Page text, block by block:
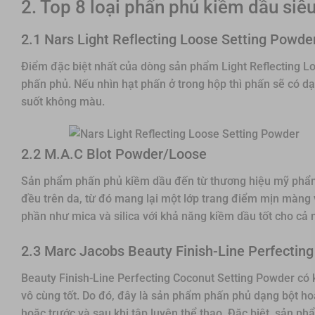
2. Top 8 loại phấn phủ kiềm dầu
2.1 Nars Light Reflecting Loose Setting
Điểm đặc biệt nhất của dòng sản phẩm Light Reflecting
phấn phủ. Nếu nhìn hạt phấn ở trong hộp thì phấn sẽ có
suốt không màu.
2.2 M.A.C Blot Powder/Loose
Sản phẩm phấn phủ kiềm dầu đến từ thương hiệu mỹ
đều trên da, từ đó mang lại một lớp trang điểm mịn
phần như mica và silica với khả năng kiềm dầu tốt cho cả
2.3 Marc Jacobs Beauty Finish-Line Perfecting
Beauty Finish-Line Perfecting Coconut Setting Powder
vô cùng tốt. Do đó, đây là sản phẩm phấn phủ dạng bột